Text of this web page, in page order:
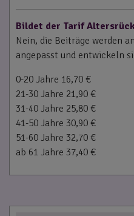
Bildet der Tarif
Nein, die Beiträge werden
angepasst und entwickeln
0-20 Jahre 16,70 €
21-30 Jahre 21,90 €
31-40 Jahre 25,80 €
41-50 Jahre 30,90 €
51-60 Jahre 32,70 €
ab 61 Jahre 37,40 €